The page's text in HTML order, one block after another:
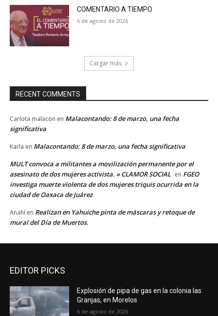
COMENTARIO A TIEMPO
6 de agosto de 2026
Cargar más
RECENT COMMENTS
Carlota malacon en Malacontando: 8 de marzo, una fecha
significativa
Karla en Malacontando: 8 de marzo, una fecha significativa
MULT convoca a militantes a movilización permanente por el
asesinato de dos mujeres activista. » CLAMOR SOCIAL en FGEO
investiga muerte violenta de dos mujeres triquis ocurrida en la
ciudad de Oaxaca de Juárez
Anahí en Realizan en Yahuiche pinta de máscaras y retoque de
mural del Día de Muertos.
EDITOR PICKS
Explosión de pipa de gas en la colonia las
Granjas, en Morelos
6 de agosto de 2026